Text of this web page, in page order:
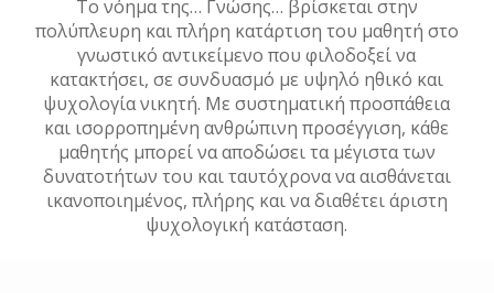
Το νόημα της… Γνώσης… βρίσκεται στην
πολύπλευρη και πλήρη κατάρτιση του μαθητή στο
γνωστικό αντικείμενο που φιλοδοξεί να
κατακτήσει, σε συνδυασμό με υψηλό ηθικό και
ψυχολογία νικητή. Με συστηματική προσπάθεια
και ισορροπημένη ανθρώπινη προσέγγιση, κάθε
μαθητής μπορεί να αποδώσει τα μέγιστα των
δυνατοτήτων του και ταυτόχρονα να αισθάνεται
ικανοποιημένος, πλήρης και να διαθέτει άριστη
ψυχολογική κατάσταση.